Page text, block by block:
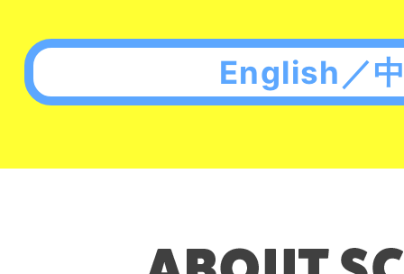
English／